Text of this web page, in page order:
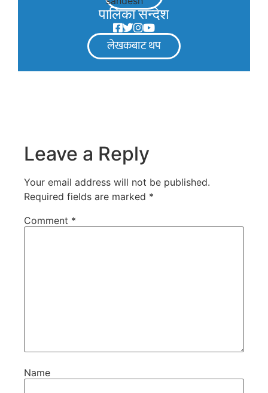
पालिका सन्देश
लेखकबाट थप
Leave a Reply
Your email address will not be published.
Required fields are marked *
Comment *
Name